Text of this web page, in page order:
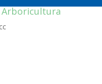
Arboricultura